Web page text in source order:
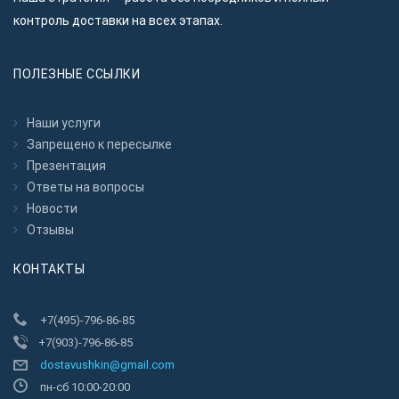
контроль доставки на всех этапах.
ПОЛЕЗНЫЕ ССЫЛКИ
Наши услуги
Запрещено к пересылкe
Презентация
Ответы на вопросы
Новости
Отзывы
КОНТАКТЫ
+7(495)-796-86-85
+7(903)-796-86-85
dostavushkin@gmail.com
пн-сб 10:00-20:00